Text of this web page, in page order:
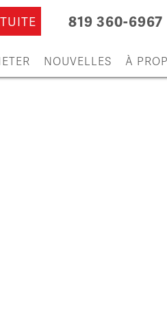
819 360-6967
NOUVELLES À